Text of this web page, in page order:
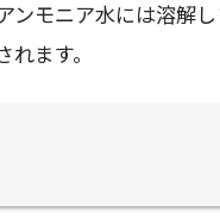
モニア水には溶解
ます。